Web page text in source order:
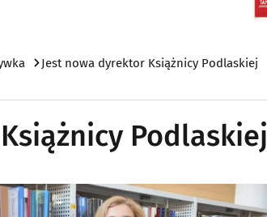
Jest nowa dyrektor Książnicy Podlaskiej
Podlaskiej